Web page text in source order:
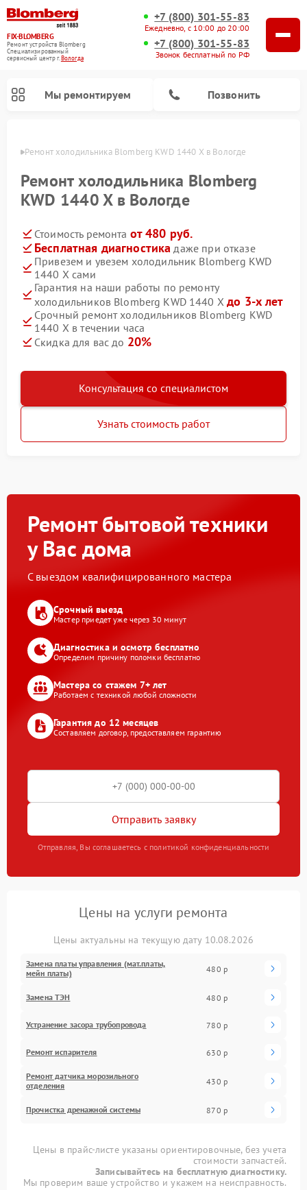
FIX-BLOMBERG
Ремонт устройств Blomberg
Специализированный
cервисный центр г.Вологда
+7 (800) 301-55-83
Ежедневно, с 10:00 до 20:00
+7 (800) 301-55-83
Звонок бесплатный по РФ
Мы ремонтируем Позвонить
Ремонт холодильника Blomberg KWD 1440 X в Вологде
Ремонт холодильника Blomberg
KWD 1440 X в Вологде
Стоимость ремонта от 480 руб.
Бесплатная диагностика даже при отказе
Привезем и увезем холодильник Blomberg KWD
1440 X сами
Гарантия на наши работы по ремонту
холодильников Blomberg KWD 1440 Xдо 3-х лет
Срочный ремонт холодильников Blomberg KWD
1440 X в течении часа
Скидка для вас до 20%
Консультация со специалистом
Узнать стоимость работ
Ремонт бытовой техники
у Вас дома
С выездом квалифицированного мастера
Срочный выезд
Мастер приедет уже через 30 минут
Диагностика и осмотр бесплатно
Определим причину поломки бесплатно
Мастера со стажем 7+ лет
Работаем с техникой любой сложности
Гарантия до 12 месяцев
Составляем договор, предоставляем гарантию
Отправить заявку
Отправляя, Вы соглашаетесь с политикой конфиденциальности
Цены на услуги ремонта
Цены актуальны на текущую дату 10.08.2026
Замена платы управления (мат.платы,
мейн платы)
480 р
Замена ТЭН 480 р
Устранение засора трубопровода 780 р
Ремонт испарителя 630 р
Ремонт датчика морозильного
отделения
430 р
Прочистка дренажной системы 870 р
Цены в прайс-листе указаны ориентировочные, без учета
стоимости запчастей.
Записывайтесь на бесплатную диагностику.
Мы проверим ваше устройство и укажем на неисправность.